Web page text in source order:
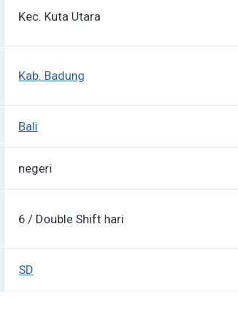
Kec. Kuta Utara
Kab. Badung
Bali
negeri
6 / Double Shift hari
SD